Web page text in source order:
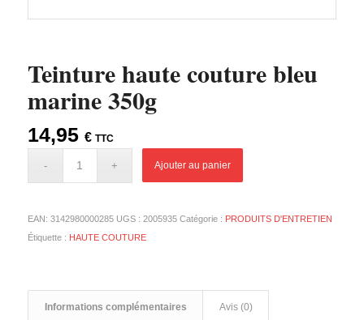
Teinture haute couture bleu
marine 350g
14,95 € TTC
Ajouter au panier
EAN: 3142980000285 UGS : 2005935 Catégorie : PRODUITS D'ENTRETIEN
Étiquette : HAUTE COUTURE
Informations complémentaires Avis (0)